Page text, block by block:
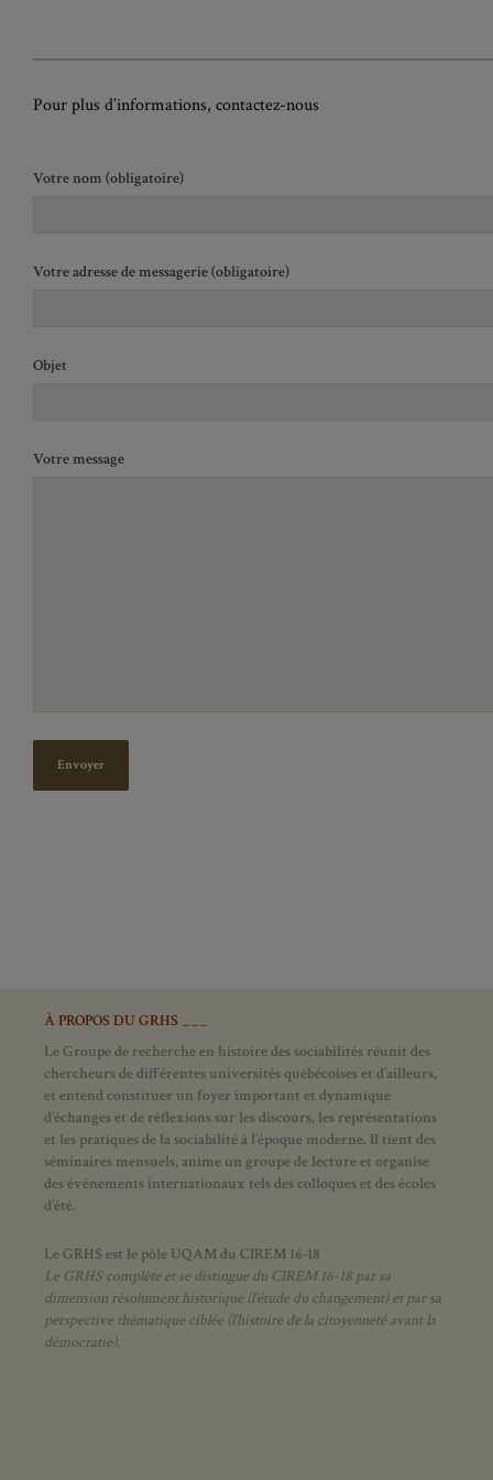
Pour plus d’informations, contactez-nous
Votre nom (obligatoire)
Votre adresse de messagerie (obligatoire)
Objet
Votre message
À PROPOS DU GRHS ___
Le Groupe de recherche en histoire des sociabilités réunit des
chercheurs de différentes universités québécoises et d’ailleurs,
et entend constituer un foyer important et dynamique
d’échanges et de réflexions sur les discours, les représentations
et les pratiques de la sociabilité à l’époque moderne. Il tient des
séminaires mensuels, anime un groupe de lecture et organise
des événements internationaux tels des colloques et des écoles
d’été.
Le GRHS est le pôle UQAM du CIREM 16-18
Le GRHS complète et se distingue du CIREM 16-18 par sa
dimension résolument historique (l’étude du changement) et par sa
perspective thématique ciblée (l’histoire de la citoyenneté avant la
démocratie).